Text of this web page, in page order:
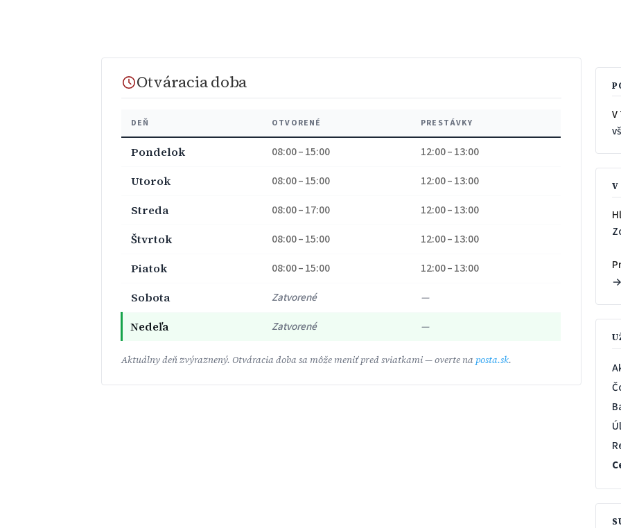
Otváracia doba
DEŇ OTVORENÉ PRESTÁVKY
Pondelok 08:00 – 15:00
12:00 – 13:00
Utorok
08:00 – 15:00
12:00 – 13:00
Streda
08:00 – 17:00
12:00 – 13:00
Štvrtok
08:00 – 15:00
12:00 – 13:00
Piatok
08:00 – 15:00
12:00 – 13:00
Sobota
Zatvorené
—
Nedeľa
Zatvorené —
Aktuálny deň zvýraznený. Otváracia doba sa môže meniť pred sviatkami — overte na posta.sk.
V